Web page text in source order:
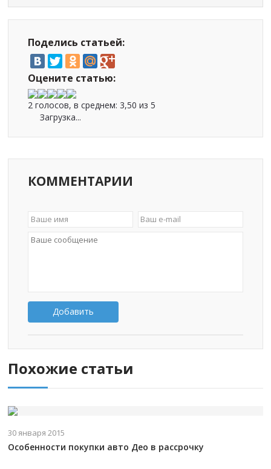
Поделись статьей:
Оцените статью:
2 голосов, в среднем:3,50 из 5
Загрузка...
КОММЕНТАРИИ
Добавить
Похожие статьи
30 января 2015
Особенности покупки авто Део в рассрочку